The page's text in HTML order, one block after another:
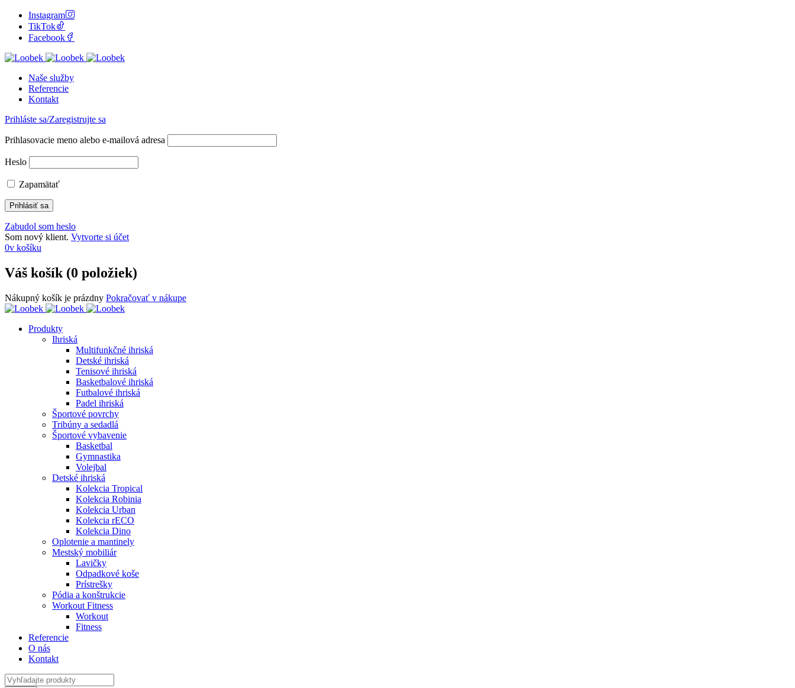
Instagram
TikTok
Facebook
Naše služby
Referencie
Kontakt
Prihláste sa/Zaregistrujte sa
Prihlasovacie meno alebo e-mailová adresa
Heslo
Zapamätať
Zabudol som heslo
Som nový klient. Vytvorte si účet
0v košíku
Váš košík (0 položiek)
Nákupný košík je prázdny Pokračovať v nákupe
Produkty
Ihriská
Multifunkčné ihriská
Detské ihriská
Tenisové ihriská
Basketbalové ihriská
Futbalové ihriská
Padel ihriská
Športové povrchy
Tribúny a sedadlá
Športové vybavenie
Basketbal
Gymnastika
Volejbal
Detské ihriská
Kolekcia Tropical
Kolekcia Robinia
Kolekcia Urban
Kolekcia rECO
Kolekcia Dino
Oplotenie a mantinely
Mestský mobiliár
Lavičky
Odpadkové koše
Prístrešky
Pódia a konštrukcie
Workout Fitness
Workout
Fitness
Referencie
O nás
Kontakt